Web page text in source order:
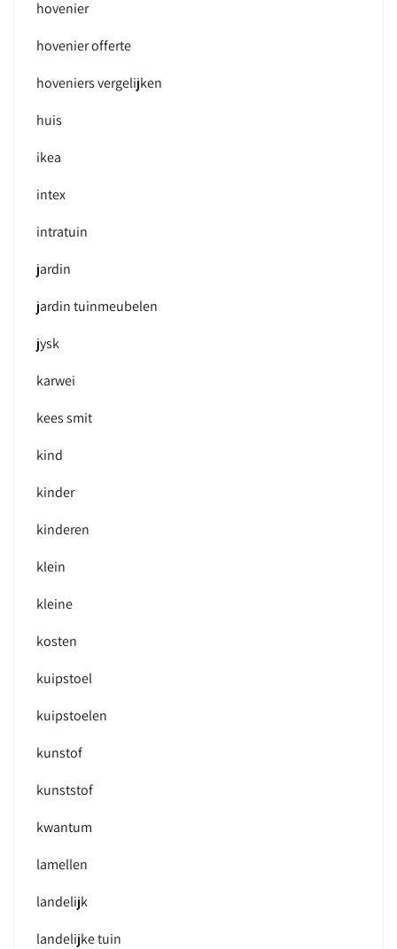
hovenier
hovenier offerte
hoveniers vergelijken
huis
ikea
intex
intratuin
jardin
jardin tuinmeubelen
jysk
karwei
kees smit
kind
kinder
kinderen
klein
kleine
kosten
kuipstoel
kuipstoelen
kunstof
kunststof
kwantum
lamellen
landelijk
landelijke tuin